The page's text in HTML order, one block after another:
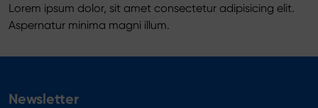
Lorem ipsum dolor, sit amet consectetur adipisicing elit.
Aspernatur minima magni illum.
Newsletter